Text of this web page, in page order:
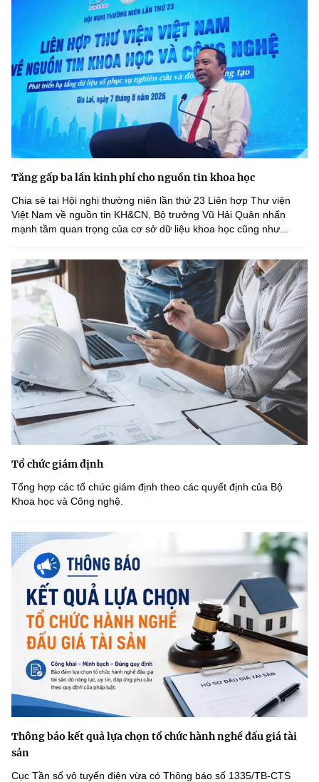
Tăng gấp ba lần kinh phí cho nguồn tin khoa học
Chia sẻ tại Hội nghị thường niên lần thứ 23 Liên hợp Thư viện
Việt Nam về nguồn tin KH&CN, Bộ trưởng Vũ Hải Quân nhấn
mạnh tầm quan trọng của cơ sở dữ liệu khoa học cũng như...
Tổ chức giám định
Tổng hợp các tổ chức giám định theo các quyết định của Bộ
Khoa học và Công nghệ.
Thông báo kết quả lựa chọn tổ chức hành nghề đấu giá tài
sản
Cục Tần số vô tuyến điện vừa có Thông báo số 1335/TB-CTS